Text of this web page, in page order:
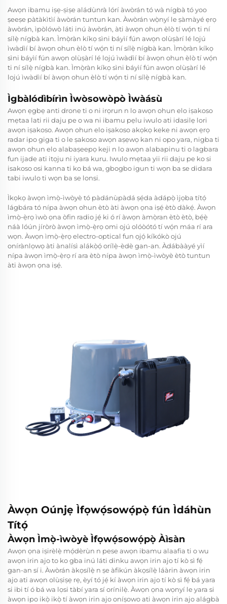
Awọn ibamu iṣẹ-ṣiṣe aládùnrà lórí àwòrán tó wà nígbà tó yoo
ṣeeṣe pàtàkìtìí àwòrán tuntun kan. Àwòrán wọ̀nyí le ṣàmàyé ẹrọ
àwòrán, ìpòlówò láti inú àwòrán, àti àwọn ohun èlò tí wọ́n ti ní
sílẹ̀ nígbà kan. Ìmọ̀ràn kíkọ sìni báyìí fún awọn olùṣàrí lé lojú
ìwàdìí bí àwọn ohun èlò tí wọ́n ti ní sílẹ̀ nígbà kan. Ìmọ̀ràn kíkọ
sìni báyìí fún awọn olùṣàrí lé lojú ìwàdìí bí àwọn ohun èlò tí wọ́n
ti ní sílẹ̀ nígbà kan. Ìmọ̀ràn kíkọ sìni báyìí fún awọn olùṣàrí lé
lojú ìwàdìí bí àwọn ohun èlò tí wọ́n ti ní sílẹ̀ nígbà kan.
Ìgbàlódìbírìn Ìwòsowòpò Ìwàásù
Awọn ẹgbẹ anti drone ti o ni irọrun n lo awọn ohun elo iṣakoso
mẹtaa lati rii daju pe o wa ni ibamu pẹlu iwulo ati idasilẹ lori
awọn iṣakoso. Awọn ohun elo iṣakoso akọkọ keke ni awọn ẹrọ
radar ipo giga ti o le ṣakoso awọn aṣẹwọ kan ni opo yara, nigba ti
awọn ohun elo alabaṣeepọ keji n lo awọn alabapinu ti o lagbara
fun ijade ati itọju ni iyara kuru. Iwulo mẹtaa yii rii daju pe ko si
isakoso osi kanna ti ko bá wa, gbogbo igun ti wọn ba se didara
tabi iwulo ti wọn ba se lonsi.
Ìkọkọ àwọn ìmọ̀-ìwòyè tó pàdánùpàdá ṣẹ́da àdápọ̀ ìjọba títọ́
lágbára tó nípa àwọn ohun ètò àti àwọn ọna iṣẹ́ ètò dàkẹ́. Àwọn
ìmọ̀-ẹ̀rọ ìwò ọna òfin radio jẹ́ ki ó rí àwọn àmọ̀ran ètò ètò, bẹ́ẹ̀
náà lóún jíròrò àwọn ìmọ̀-ẹ̀rọ omi ojú olóòótó tí wọ́n máa rí ara
wọn. Àwọn ìmọ̀-ẹ̀rọ electro-optical fun ọjọ́ kíkókò ojú
onírànlọwọ àti ànalísì alákọ̀ọ́ orílẹ̀-èdè gan-an. Àdábààyé yìí
nípa àwọn ìmọ̀-ẹ̀rọ rí ara ètò nípa àwọn ìmọ̀-ìwòyè ètò tuntun
àti àwọn ọna iṣẹ́.
Àwọn Oúnjẹ Ìfọwọ́sowọ́pọ̀ fún Ìdáhùn
Títọ́
Àwọn Ìmọ̀-ìwòyè Ìfọwọ́sowọ́pọ̀ Àìsàn
Awọn ọna iṣirèlẹ̀ mọ́dèrùn n pese awọn ibamu alaafia ti o wu
awọn irin ajo to ko gba inú láti dinku awọn irin ajo tí kò sì fẹ́
gan-an sí i. Àwòrán àkọsílẹ̀ n ṣe àfikún àkọsílẹ̀ láàrin àwọn irin
ajo ati awọn olùṣiṣẹ rẹ, èyí tó jẹ́ kí àwọn irin ajo tí kò sì fẹ́ bá yara
si ibi tí ó bá wa lọsi tàbí yara sí orínilẹ̀. Àwọn ọna wọnyí le yara si
àwọn ipo ikọ̀ ikọ̀ tí àwọn irin ajo oníṣowo ati àwọn irin ajo alágbà